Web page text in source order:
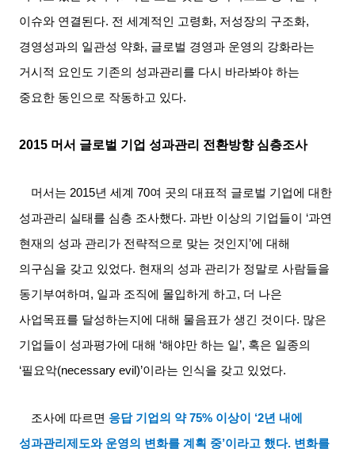
이슈와 연결된다. 전 세계적인 고령화, 저성장의 구조화,
경영성과의 일관성 약화, 글로벌 경영과 운영의 강화라는
거시적 요인도 기존의 성과관리를 다시 바라봐야 하는
중요한 동인으로 작동하고 있다.
2015 머서 글로벌 기업 성과관리 전환방향 심층조사
머서는 2015년 세계 70여 곳의 대표적 글로벌 기업에 대한
성과관리 실태를 심층 조사했다.과반 이상의 기업들이 ‘과연
현재의 성과 관리가 전략적으로 맞는 것인지 ’에 대해
의구심을 갖고 있었다. 현재의 성과 관리가 정말로 사람들을
동기부여하며 , 일과 조직에 몰입하게 하고, 더 나은
사업목표를 달성하는지에 대해 물음표가 생긴 것이다. 많은
기업들이 성과평가에 대해 ‘해야만 하는 일’, 혹은 일종의
‘필요악(necessary evil)’이라는 인식을 갖고 있었다.
조사에 따르면 응답 기업의 약75% 이상이 ‘2년 내에
성과관리제도와 운영의 변화를 계획 중’이라고 했다. 변화를